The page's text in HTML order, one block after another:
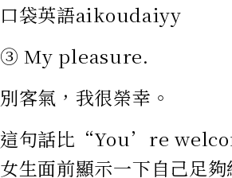
口袋英語aikoudaiyy
③ My pleasure.
別客氣，我很榮幸。
這句話比“You’re
女生面前顯示一下自己足